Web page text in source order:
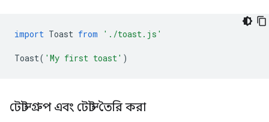
import Toast from './toast.js'
Toast( 'My first toast' )
টোস্ট গ্রুপ এবং টোস্ট তৈরি করা